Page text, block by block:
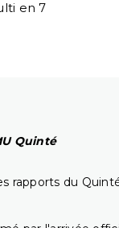
en 7
Quinté
rapports du